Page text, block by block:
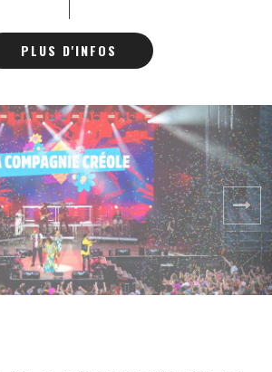
24/07/2025
- Festival LA FAV
DÉRAILLE (Alsace)
000 festivaliers
PLUS D'INFOS